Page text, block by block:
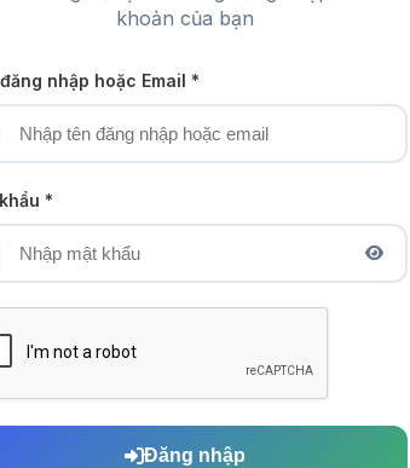
khoản của bạn
nhập hoặc Email *
*
Đăng nhập